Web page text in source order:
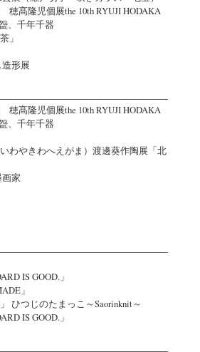
髙隆児個展the 10th RYUJI HODAKA
、千年千器
」
形展
髙隆児個展the 10th RYUJI HODAKA
、千年千器
わやきわへえがま）渡邊葵作陶展「北
家
IS GOOD.」
」
ひつじのたまっこ～Saorinknit～
IS GOOD.」